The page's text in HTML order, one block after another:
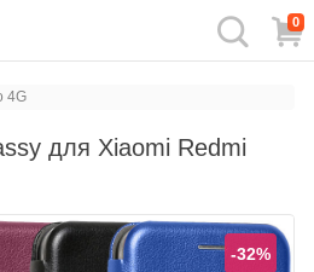
0
4G
для Xiaomi Redmi
-32%